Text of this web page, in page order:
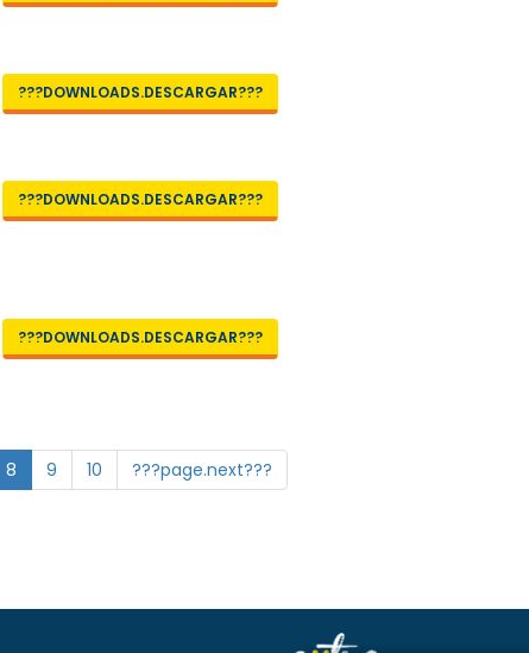
???DOWNLOADS.DESCARGAR???
???DOWNLOADS.DESCARGAR???
???DOWNLOADS.DESCARGAR???
8 9 10 ???page.next???